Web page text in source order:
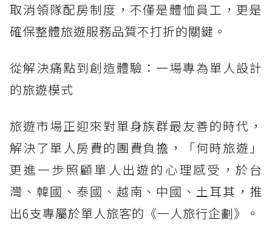
取消領隊配房制度，不僅是體恤員工，更是
確保整體旅遊服務品質不打折的關鍵。
從解決痛點到創造體驗：一場專為單人設計
的旅遊模式
旅遊市場正迎來對單身族群最友善的時代，
解決了單人房費的團費負擔，「何時旅遊」
更進一步照顧單人出遊的心理感受，於台
灣、韓國、泰國、越南、中國、土耳其，推
出6支專屬於單人旅客的《一人旅行企劃》。